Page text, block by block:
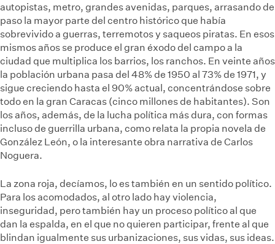
autopistas, metro, grandes avenidas, parques, arrasando de
paso la mayor parte del centro histórico que había
sobrevivido a guerras, terremotos y saqueos piratas. En esos
mismos años se produce el gran éxodo del campo a la
ciudad que multiplica los barrios, los ranchos. En veinte años
la población urbana pasa del 48% de 1950 al 73% de 1971, y
sigue creciendo hasta el 90% actual, concentrándose sobre
todo en la gran Caracas (cinco millones de habitantes). Son
los años, además, de la lucha política más dura, con formas
incluso de guerrilla urbana, como relata la propia novela de
González León, o la interesante obra narrativa de Carlos
Noguera.
La zona roja, decíamos, lo es también en un sentido político.
Para los acomodados, al otro lado hay violencia,
inseguridad, pero también hay un proceso político al que
dan la espalda, en el que no quieren participar, frente al que
blindan igualmente sus urbanizaciones, sus vidas, sus ideas.